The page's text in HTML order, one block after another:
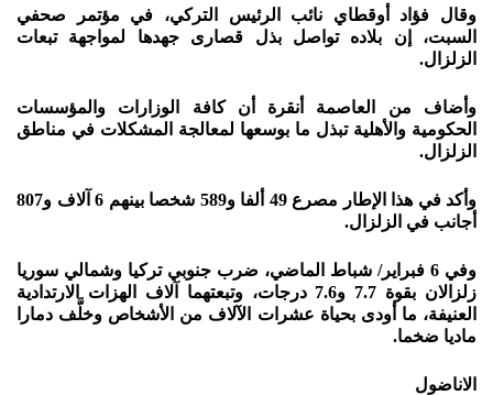
وقال فؤاد أوقطاي نائب الرئيس التركي، في مؤتمر صحفي
السبت، إن بلاده تواصل بذل قصارى جهدها لمواجهة تبعات
الزلزال.
وأضاف من العاصمة أنقرة أن كافة الوزارات والمؤسسات
الحكومية والأهلية تبذل ما بوسعها لمعالجة المشكلات في مناطق
الزلزال.
وأكد في هذا الإطار مصرع 49 ألفا و589 شخصا بينهم 6 آلاف و807
أجانب في الزلزال.
وفي 6 فبراير/ شباط الماضي، ضرب جنوبي تركيا وشمالي سوريا
زلزالان بقوة 7.7 و7.6 درجات، وتبعتهما آلاف الهزات الارتدادية
العنيفة، ما أودى بحياة عشرات الآلاف من الأشخاص وخلَّف دمارا
ماديا ضخما.
الاناضول